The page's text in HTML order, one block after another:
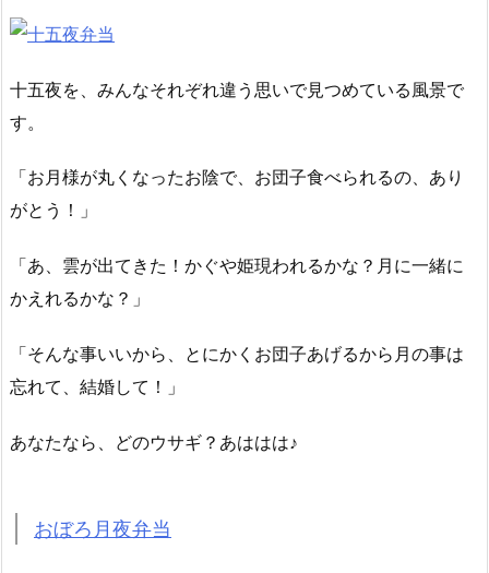
十五夜を、みんなそれぞれ違う思いで見つめている風景で
す。
「お月様が丸くなったお陰で、お団子食べられるの、あり
がとう！」
「あ、雲が出てきた！かぐや姫現われるかな？月に一緒に
かえれるかな？」
「そんな事いいから、とにかくお団子あげるから月の事は
忘れて、結婚して！」
あなたなら、どのウサギ？あははは♪
おぼろ月夜弁当